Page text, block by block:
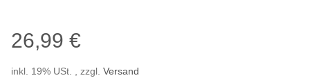
26,99 €
inkl. 19% USt. , zzgl. Versand